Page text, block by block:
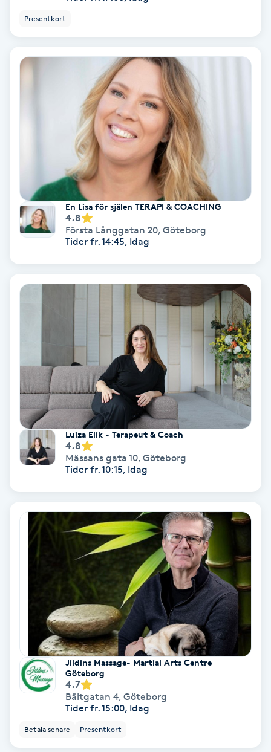
Fransförlängning Volym
Friskvårdsmassage
Frisör
Färgning
Gel naglar
Gelenaglar
Gellack
Gellack med förstärkning
Gravidyoga
Gua Sha-massage
Hatha Yoga
Headspa
Presentkort
En Lisa för själen TERAPI & COACHING
4.8
Första Långgatan 20, Göteborg
Tider fr. 14:45, Idag
Luiza Elik - Terapeut & Coach
4.8
Mässans gata 10, Göteborg
Tider fr. 10:15, Idag
Jildins Massage- Martial Arts Centre
Göteborg
4.7
Bältgatan 4, Göteborg
Tider fr. 15:00, Idag
Betala senare Presentkort